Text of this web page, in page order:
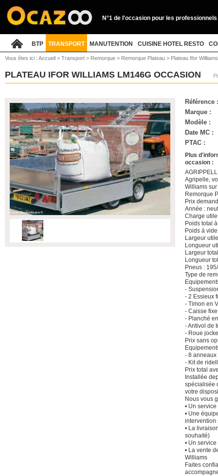
N°1 de l'occasion pour les professionnels
BTP TRANSPORT MANUTENTION CUISINE HOTEL RESTO
Vous êtes ici : Accueil > Transport > Remorque > Remorque Plateau > Plateau Ifor
PLATEAU IFOR WILLIAMS LM146G OCCASION
Référence :
Marque :
Modèle :
Date MC :
PTAC :
Plus
occasion :
Agripelle,
Williams
Remorque
Prix
Année :
Charge
Poids total
Poids à
Largeur
Longueur
Largeur
Longueur
Pneus :
Type de
-
- 2 Essieux
- Timon en V
- Caisse fixe
- Planché
- Antivol de
- Roue
Prix sans
- 8 anneaux
- Kit de
Prix total
Installée
spécialisée
votre
Nous vous
• Un
• Une
intervention
• La
souhaité)
• Un
• La vente
Williams
Faites